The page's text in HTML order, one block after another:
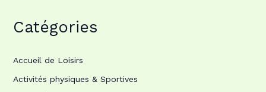
Catégories
Accueil de Loisirs
Activités physiques & Sportives